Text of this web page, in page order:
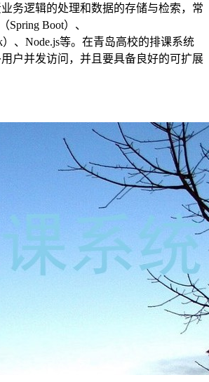
务逻辑的处理和数据的存储与检索，常
Spring Boot）、
）、Node.js等。在青岛高校的排课系统
户并发访问，并且要具备良好的可扩展